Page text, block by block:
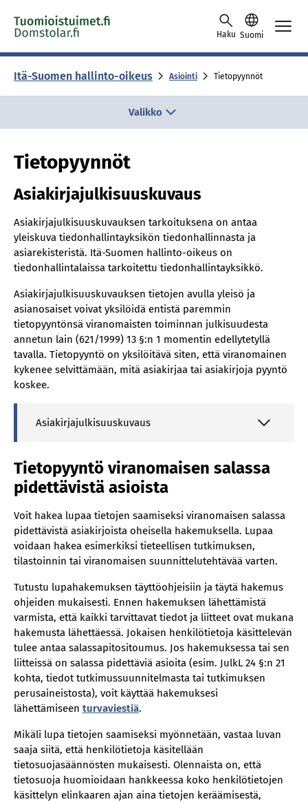
Skip to content -saavutettavuusohje
Haku Suomi
Itä-Suomen hallinto-oikeus Asiointi Tietopyynnöt
Valikko
Tietopyynnöt
Asiakirjajulkisuuskuvaus
Asiakirjajulkisuuskuvauksen tarkoituksena on antaa
yleiskuva tiedonhallintayksikön tiedonhallinnasta ja
asiarekisteristä. Itä-Suomen hallinto-oikeus on
tiedonhallintalaissa tarkoitettu tiedonhallintayksikkö.
Asiakirjajulkisuuskuvauksen tietojen avulla yleisö ja
asianosaiset voivat yksilöidä entistä paremmin
tietopyyntönsä viranomaisten toiminnan julkisuudesta
annetun lain (621/1999) 13 §:n 1 momentin edellytetyllä
tavalla. Tietopyyntö on yksilöitävä siten, että viranomainen
kykenee selvittämään, mitä asiakirjaa tai asiakirjoja pyyntö
koskee.
Asiakirjajulkisuuskuvaus
Tietopyyntö viranomaisen salassa
pidettävistä asioista
Voit hakea lupaa tietojen saamiseksi viranomaisen salassa
pidettävistä asiakirjoista oheisella hakemuksella. Lupaa
voidaan hakea esimerkiksi tieteellisen tutkimuksen,
tilastoinnin tai viranomaisen suunnittelutehtävää varten.
Tutustu lupahakemuksen täyttöohjeisiin ja täytä hakemus
ohjeiden mukaisesti. Ennen hakemuksen lähettämistä
varmista, että kaikki tarvittavat tiedot ja liitteet ovat mukana
hakemusta lähettäessä. Jokaisen henkilötietoja käsittelevän
tulee antaa salassapitositoumus. Jos hakemuksessa tai sen
liitteissä on salassa pidettäviä asioita (esim. JulkL 24 §:n 21
kohta, tiedot tutkimussuunnitelmasta tai tutkimuksen
perusaineistosta), voit käyttää hakemuksesi
lähettämiseen turvaviestiä.
Mikäli lupa tietojen saamiseksi myönnetään, vastaa luvan
saaja siitä, että henkilötietoja käsitellään
tietosuojasäännösten mukaisesti. Olennaista on, että
tietosuoja huomioidaan hankkeessa koko henkilötietojen
käsittelyn elinkaaren ajan aina tietojen keräämisestä,